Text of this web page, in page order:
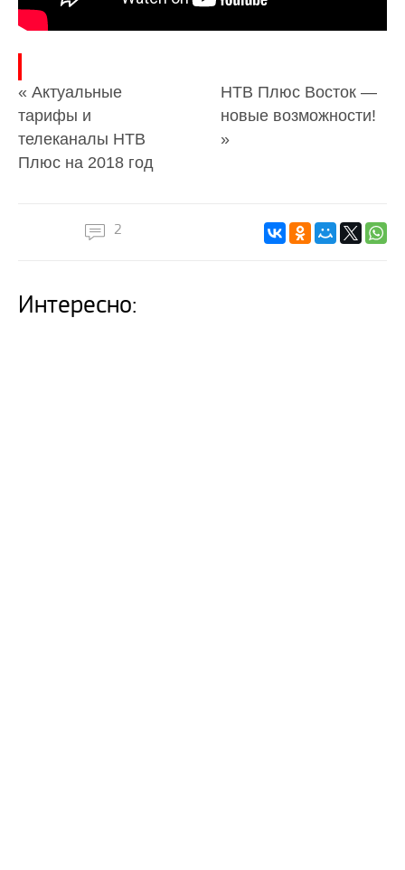
« Актуальные
тарифы и
телеканалы НТВ
Плюс на 2018 год
НТВ Плюс Восток —
новые возможности!
»
2
Интересно: